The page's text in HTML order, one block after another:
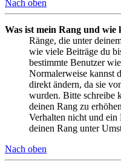
Nach oben
Was ist mein Rang und
Ränge, die unter
wie viele Beiträge du
bestimmte Benutzer
Normalerweise kannst
direkt ändern, da sie
wurden. Bitte schreibe
deinen Rang zu
Verhalten nicht und
deinen Rang unter
Nach oben